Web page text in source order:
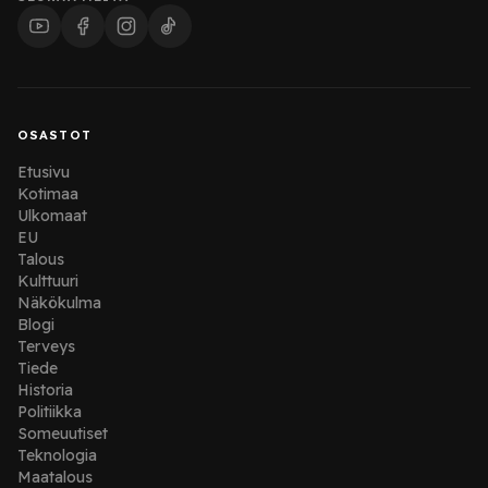
OSASTOT
Etusivu
Kotimaa
Ulkomaat
EU
Talous
Kulttuuri
Näkökulma
Blogi
Terveys
Tiede
Historia
Politiikka
Someuutiset
Teknologia
Maatalous